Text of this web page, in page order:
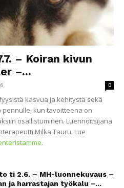
– Koiran kivun
–...
0
kasvua ja kehitystä sekä
kun tavoitteena on
osallistuminen. Luennoitsijana
Milka Tauru. Lue
.
ti 2.6. – MH-luonnekuvaus –
ja harrastajan työkalu –...